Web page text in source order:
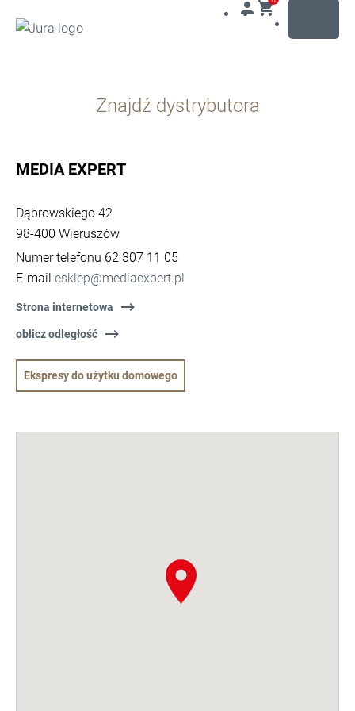
opcji
wyszukiwania
Znajdź dystrybutora
MEDIA EXPERT
Dąbrowskiego 42
98-400 Wieruszów
Numer telefonu 62 307 11 05
E-mail esklep@mediaexpert.pl
Strona internetowa
oblicz odległość
Ekspresy do użytku domowego